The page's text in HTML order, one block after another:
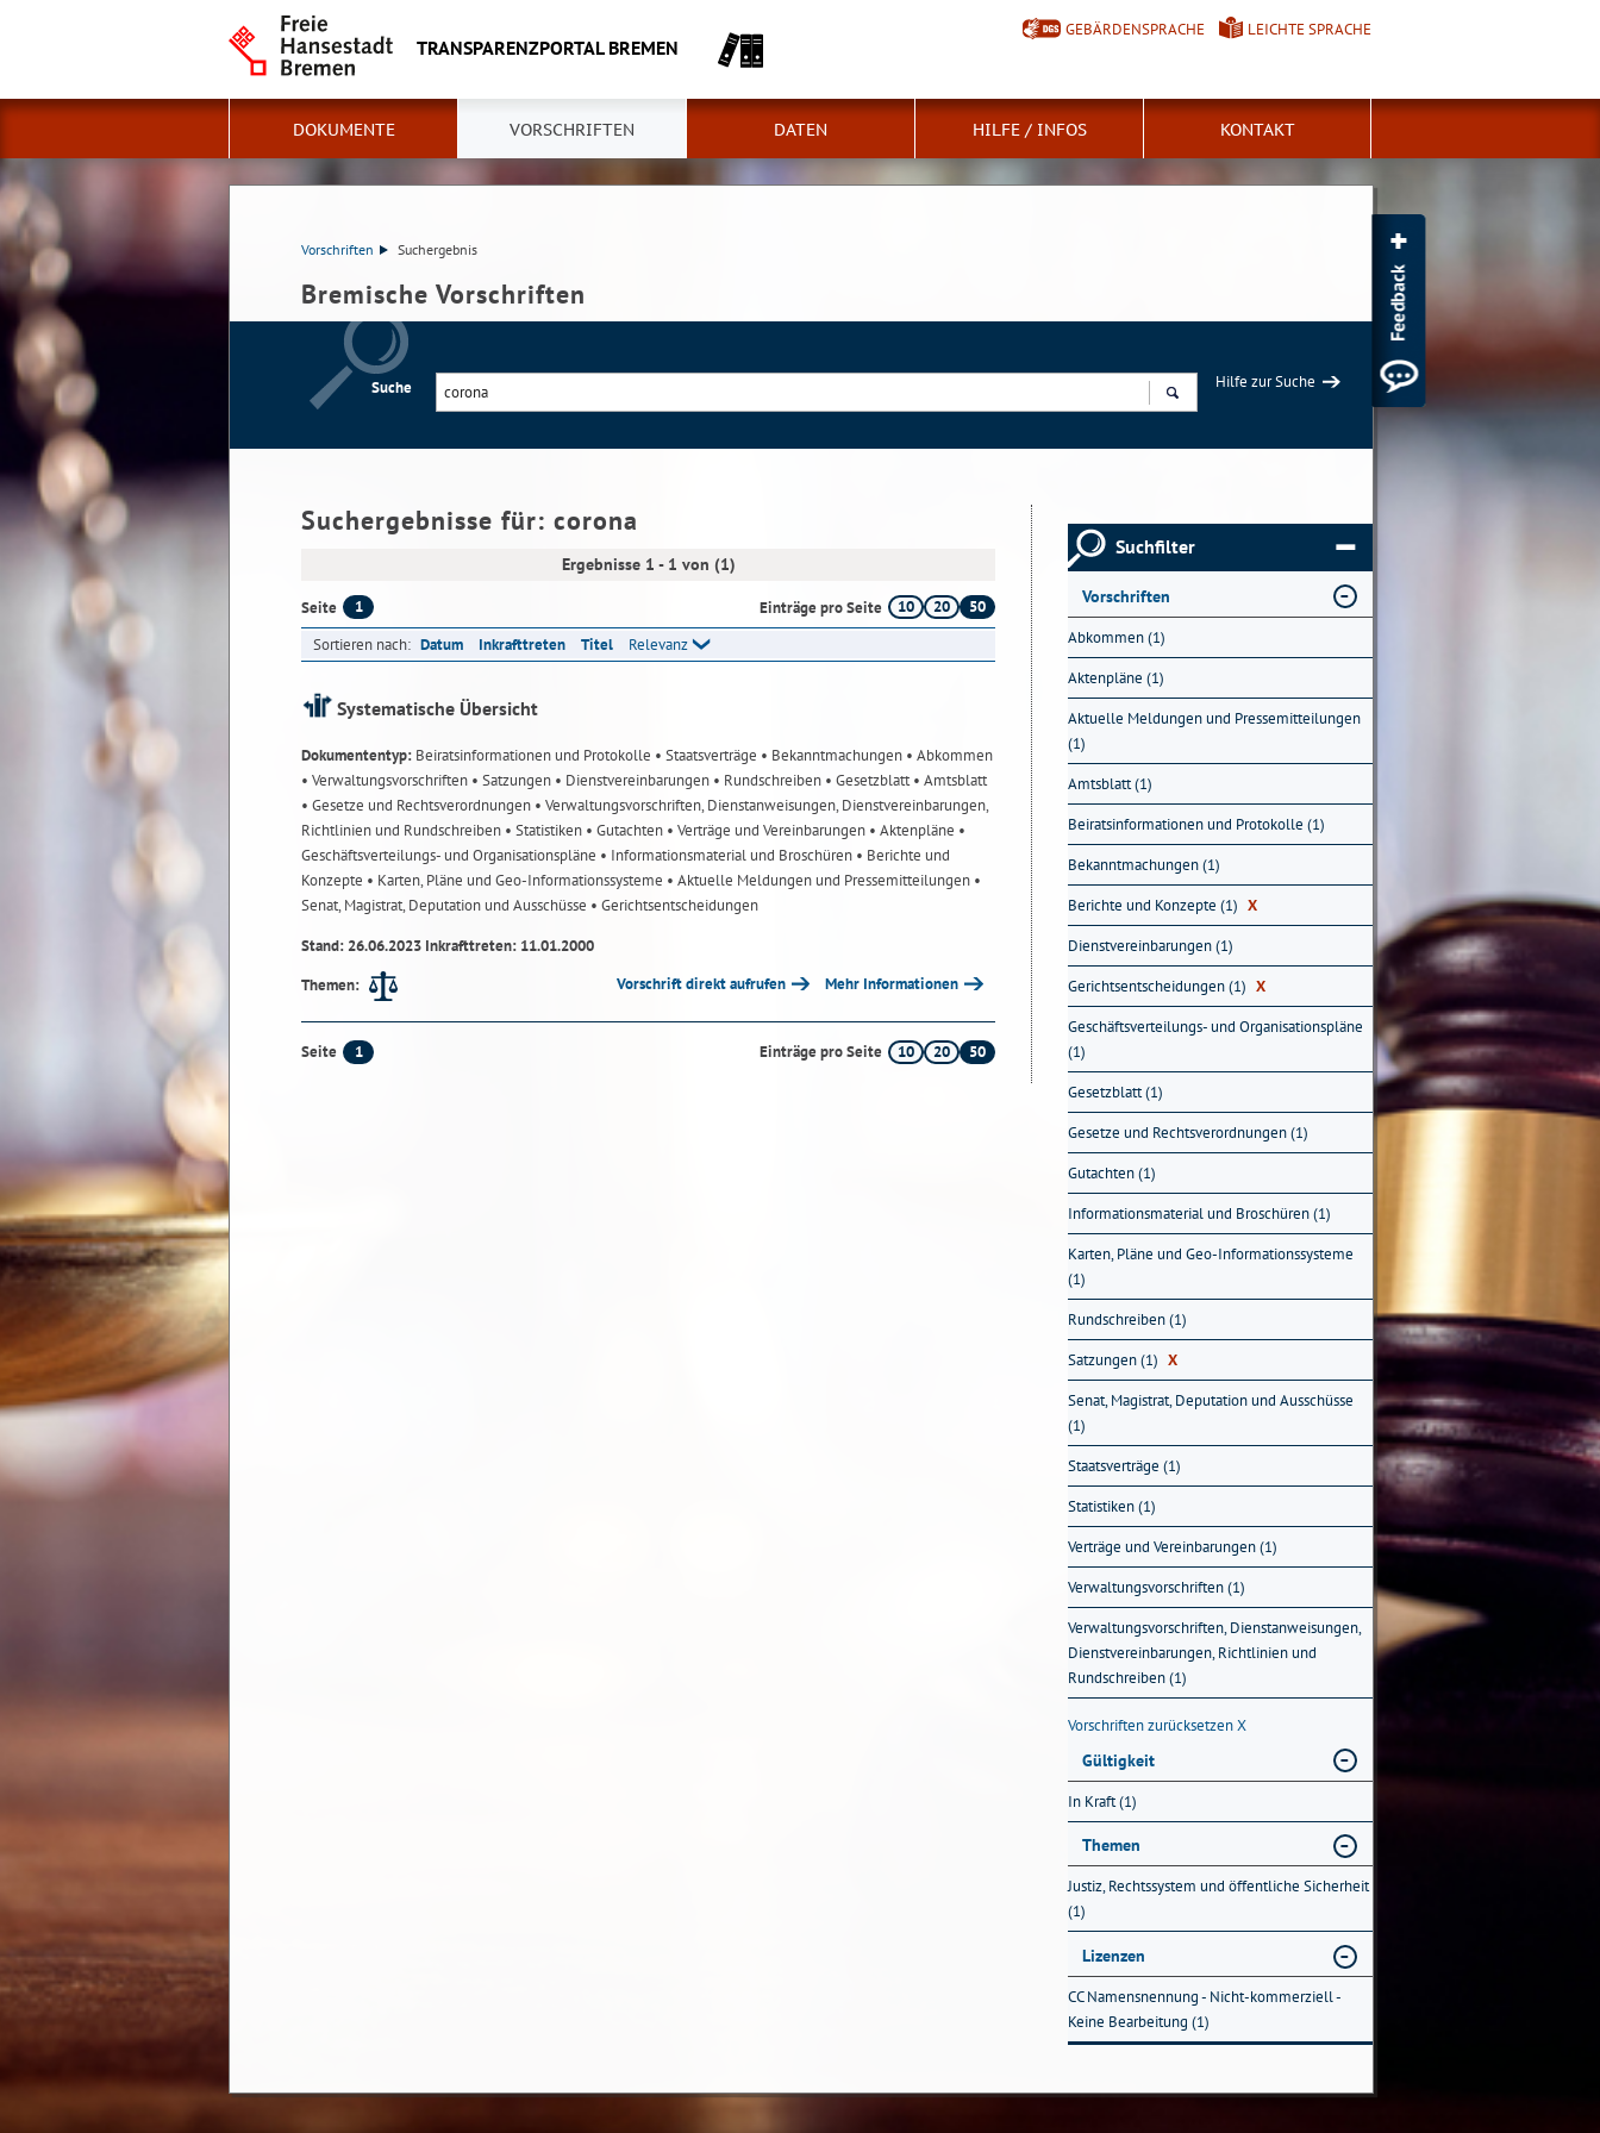
TRANSPARENZPORTAL BREMEN
GEBÄRDENSPRACHE LEICHTE SPRACHE
DOKUMENTE VORSCHRIFTEN DATEN HILFE / INFOS KONTAKT
Vorschriften Suchergebnis
Bremische Vorschriften
Suche
Hilfe zur Suche
Suchergebnisse für: corona
Ergebnisse 1 - 1 von (1)
Seite 1 Einträge pro Seite 10 20
50
Sortieren nach: Datum Inkrafttreten Titel Relevanz
Systematische Übersicht
Dokumententyp: Beiratsinformationen und Protokolle • Staatsverträge • Bekanntmachungen • Abkommen
• Verwaltungsvorschriften • Satzungen • Dienstvereinbarungen • Rundschreiben • Gesetzblatt• Amtsblatt
• Gesetze und Rechtsverordnungen • Verwaltungsvorschriften, Dienstanweisungen, Dienstvereinbarungen,
Richtlinien und Rundschreiben • Statistiken • Gutachten • Verträge und Vereinbarungen • Aktenpläne •
Geschäftsverteilungs- und Organisationspläne • Informationsmaterial und Broschüren • Berichte und
Konzepte • Karten, Pläne und Geo-Informationssysteme • Aktuelle Meldungen und Pressemitteilungen •
Senat, Magistrat, Deputation und Ausschüsse • Gerichtsentscheidungen
Stand: 26.06.2023 Inkrafttreten: 11.01.2000
Themen:
Vorschrift direkt aufrufen Mehr Informationen
Seite 1 Einträge pro Seite 10 20 50
Suchfilter
Vorschriften
Abkommen (1)
Aktenpläne (1)
Aktuelle Meldungen und Pressemitteilungen
(1)
Amtsblatt (1)
Beiratsinformationen und Protokolle (1)
Bekanntmachungen (1)
Berichte und Konzepte (1) X
Dienstvereinbarungen (1)
Gerichtsentscheidungen (1) X
Geschäftsverteilungs- und Organisationspläne
(1)
Gesetzblatt (1)
Gesetze und Rechtsverordnungen (1)
Gutachten (1)
Informationsmaterial und Broschüren (1)
Karten, Pläne und Geo-Informationssysteme
(1)
Rundschreiben (1)
Satzungen (1) X
Senat, Magistrat, Deputation und Ausschüsse
(1)
Staatsverträge (1)
Statistiken (1)
Verträge und Vereinbarungen (1)
Verwaltungsvorschriften (1)
Verwaltungsvorschriften, Dienstanweisungen,
Dienstvereinbarungen, Richtlinien und
Rundschreiben (1)
Vorschriften zurücksetzenX
Gültigkeit
In Kraft (1)
Themen
Justiz, Rechtssystem und öffentliche Sicherheit
(1)
Lizenzen
CC Namensnennung - Nicht-kommerziell -
Keine Bearbeitung (1)